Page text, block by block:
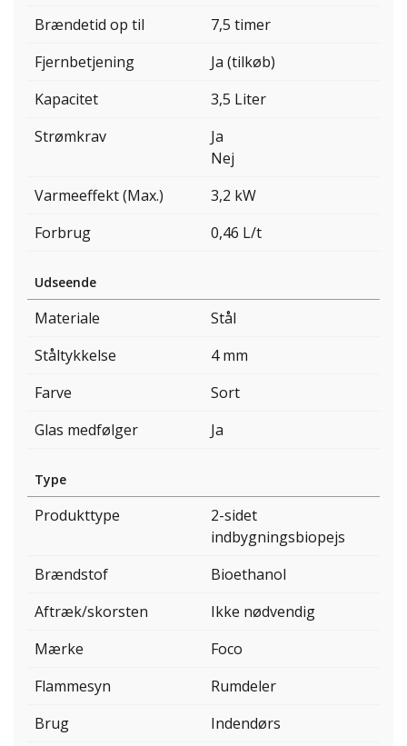
Brændetid op til
7,5 timer
Fjernbetjening
Ja (tilkøb)
Kapacitet
3,5 Liter
Strømkrav
Ja
Nej
Varmeeffekt (Max.)
3,2 kW
Forbrug
0,46 L/t
Udseende
Materiale
Stål
Ståltykkelse
4 mm
Farve
Sort
Glas medfølger
Ja
Type
Produkttype
2-sidet
indbygningsbiopejs
Brændstof
Bioethanol
Aftræk/skorsten
Ikke nødvendig
Mærke
Foco
Flammesyn
Rumdeler
Brug
Indendørs